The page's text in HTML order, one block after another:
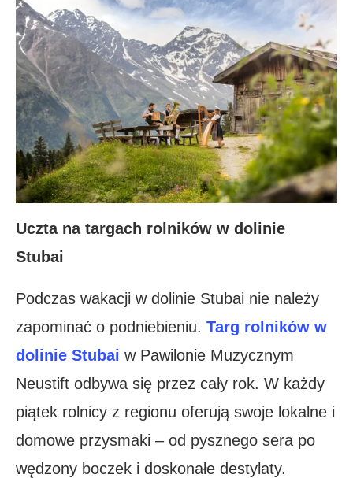
Uczta na targach rolników w dolinie
Stubai
Podczas wakacji w dolinie Stubai nie należy
zapominać o podniebieniu. Targ rolników w
dolinie Stubai w Pawilonie Muzycznym
Neustift odbywa się przez cały rok. W każdy
piątek rolnicy z regionu oferują swoje lokalne i
domowe przysmaki – od pysznego sera po
wędzony boczek i doskonałe destylaty.